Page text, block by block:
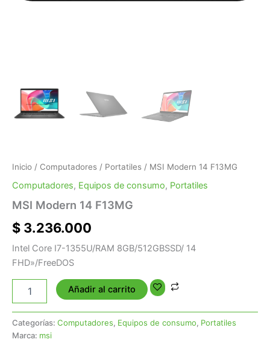
Inicio / Computadores / Portatiles / MSI Modern 14 F13MG
Computadores, Equipos de consumo, Portatiles
MSI Modern 14 F13MG
$ 3.236.000
Intel Core I7-1355U/RAM 8GB/512GBSSD/ 14
FHD»/FreeDOS
Añadir al carrito
Categorías: Computadores, Equipos de consumo, Portatiles
Marca: msi